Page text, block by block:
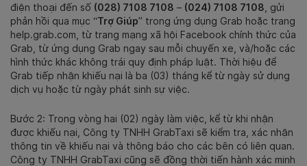
điện thoại đến số (028) 7108 7108 – (024) 7108 7108 , gửi
phản hồi qua mục “Trợ Giúp” trong ứng dụng Grab hoặc trang
help.grab.com, từ trang mạng xã hội Facebook chính thức của
Grab, từ ứng dụng Grab ngay sau mỗi chuyến xe, và/hoặc các
hình thức khác không trái quy định pháp luật. Thời hiệu để
Grab tiếp nhận khiếu nại là ba (03) tháng kể từ ngày sử dụng
dịch vụ hoặc từ ngày phát sinh sự việc.
Bước 2: Trong vòng hai (02) ngày làm việc, kể từ khi nhận
được khiếu nại, Công ty TNHH GrabTaxi sẽ kiểm tra, xác nhận
thông tin về khiếu nại và thông báo cho các bên có liên quan.
Công ty TNHH GrabTaxi cũng sẽ đồng thời tiến hành xác minh